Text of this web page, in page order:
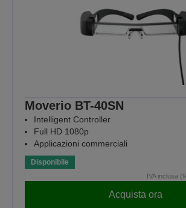
Moverio BT-40SN
Intelligent Controller
Full HD 1080p
Applicazioni commerciali
Disponibile
IVA inclusa
Acquista ora